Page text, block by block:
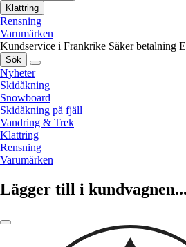
Klattring
Rensning
Varumärken
Kundservice i Frankrike Säker betalning
Sök
Nyheter
Skidåkning
Snowboard
Skidåkning på fjäll
Vandring & Trek
Klattring
Rensning
Varumärken
Lägger till i kundvagnen...